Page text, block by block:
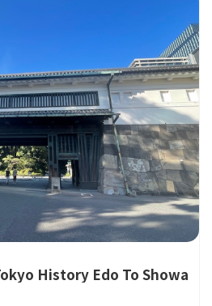
History Edo To Showa